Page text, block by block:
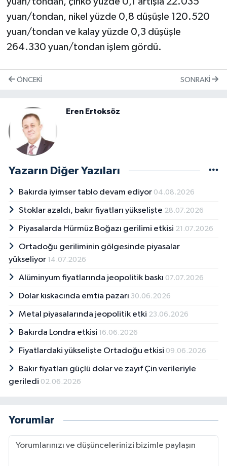
yuan/tondan, nikel yüzde 0,8 düşüşle 120.520
yuan/tondan ve kalay yüzde 0,3 düşüşle
264.330 yuan/tondan işlem gördü.
ÖNCEKI SONRAKI
Eren Ertoksöz
Yazarın Diğer Yazıları
Bakırda iyimser tablo devam ediyor 04.08.2026
Stoklar azaldı, bakır fiyatları yükselişte 28.07.2026
Piyasalarda Hürmüz Boğazı gerilimi etkisi 21.07.2026
Ortadoğu geriliminin gölgesinde piyasalar
yükseliyor 14.07.2026
Alüminyum fiyatlarında jeopolitik baskı 07.07.2026
Dolar kıskacında emtia pazarı 30.06.2026
Metal piyasalarında jeopolitik etki 23.06.2026
Bakırda Londra etkisi 16.06.2026
Fiyatlardaki yükselişte Ortadoğu etkisi 09.06.2026
Bakır fiyatları güçlü dolar ve zayıf Çin verileriyle
geriledi 02.06.2026
Yorumlar